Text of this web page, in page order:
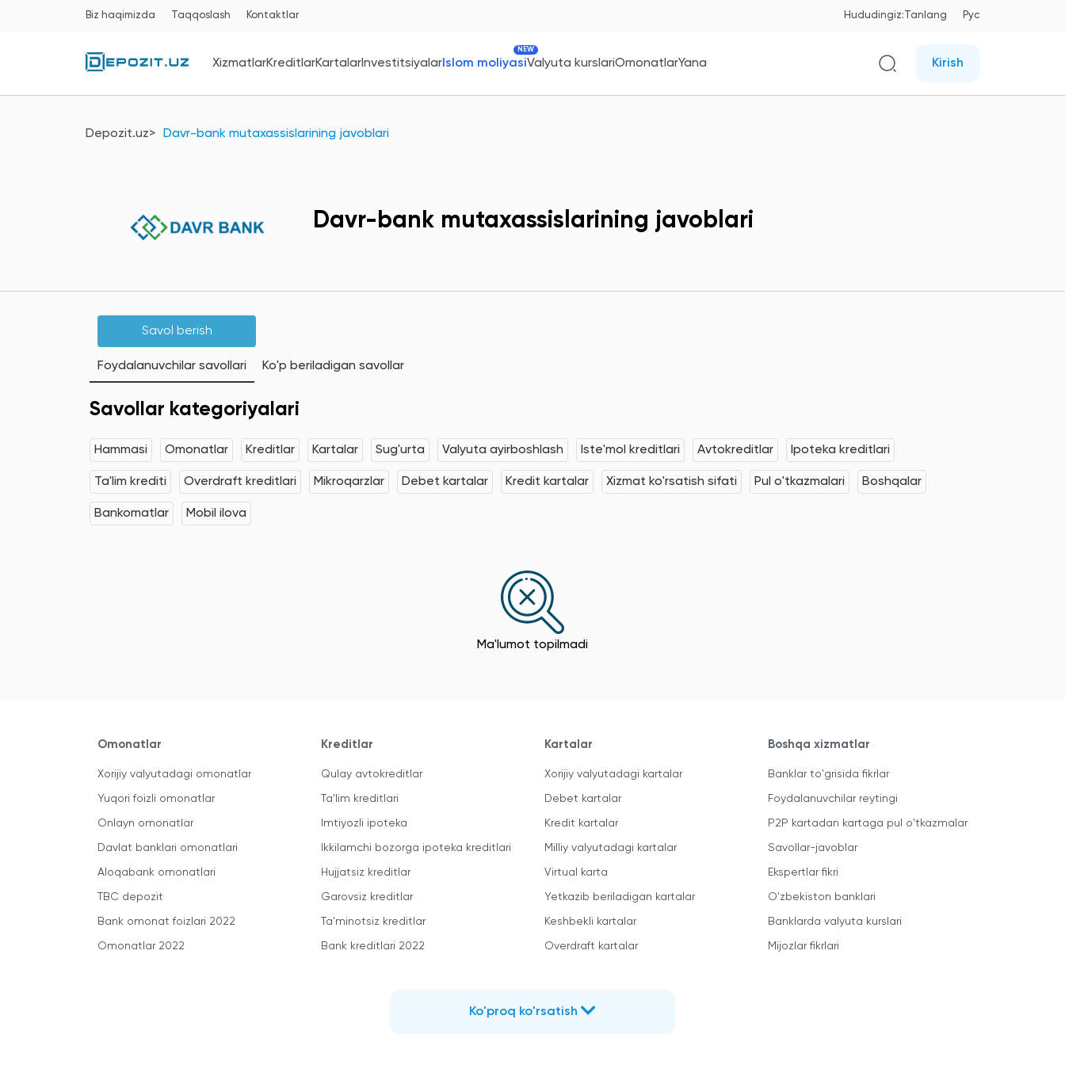
Biz haqimizda Taqqoslash Kontaktlar Hududingiz:Tanlang Рус
XizmatlarKreditlarKartalarInvestitsiyalarIslom moliyasi
NEW
Valyuta kurslariOmonatlarYana Kirish
Depozit.uz Davr-bank mutaxassislarining javoblari
Davr-bank mutaxassislarining javoblari
Savol berish
Foydalanuvchilar savollari Ko'p beriladigan savollar
Savollar kategoriyalari
Hammasi Omonatlar Kreditlar Kartalar Sug'urta Valyuta ayirboshlash Iste'mol kreditlari Avtokreditlar Ipoteka kreditlari
Ta'lim krediti Overdraft kreditlari Mikroqarzlar Debet kartalar Kredit kartalar Xizmat ko'rsatish sifati Pul o'tkazmalari Boshqalar
Bankomatlar Mobil ilova
Ma'lumot topilmadi
Omonatlar
Xorijiy valyutadagi omonatlar
Yuqori foizli omonatlar
Onlayn omonatlar
Davlat banklari omonatlari
Aloqabank omonatlari
TBC depozit
Bank omonat foizlari 2022
Omonatlar 2022
Kreditlar
Qulay avtokreditlar
Ta'lim kreditlari
Imtiyozli ipoteka
Ikkilamchi bozorga ipoteka kreditlari
Hujjatsiz kreditlar
Garovsiz kreditlar
Ta'minotsiz kreditlar
Bank kreditlari 2022
Kartalar
Xorijiy valyutadagi kartalar
Debet kartalar
Kredit kartalar
Milliy valyutadagi kartalar
Virtual karta
Yetkazib beriladigan kartalar
Keshbekli kartalar
Overdraft kartalar
Boshqa xizmatlar
Banklar to'grisida fikrlar
Foydalanuvchilar reytingi
P2P kartadan kartaga pul o'tkazmalar
Savollar-javoblar
Ekspertlar fikri
O'zbekiston banklari
Banklarda valyuta kurslari
Mijozlar fikrlari
Ko'proq ko'rsatish